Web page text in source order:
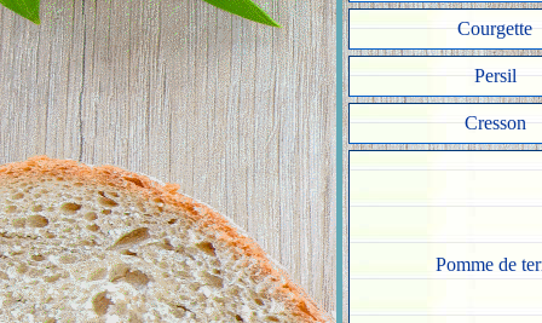
Courgette
Persil
Cresson
Pomme de